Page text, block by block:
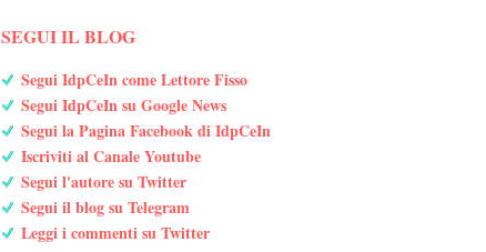
SEGUI IL BLOG
Segui IdpCeIn come Lettore Fisso
Segui IdpCeIn su Google News
Segui la Pagina Facebook di IdpCeIn
Iscriviti al Canale Youtube
Segui l'autore su Twitter
Segui il blog su Telegram
Leggi i commenti su Twitter